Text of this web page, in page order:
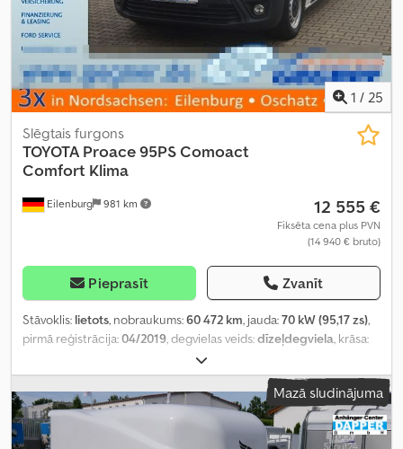
1 / 25
Eilenburg 981 km
Slēgtais furgons
TOYOTA Proace 95PS Comoact
Comfort Klima
12 555 €
Fiksēta cena plus PVN
(14 940 € bruto)
Pieprasīt Zvanīt
Stāvoklis: lietots, nobraukums:60 472 km, jauda:70 kW (95,17 zs),
pirmā reģistrācija:04/2019 , degvielas veids:dīzeļdegviela , krāsa:
mehānisks
skaits:3, krautuves garums:2 100 mm, iekraušanas telpas
augstums:1 250 mm, Aprīkojums:ABS, centrālā atslēga,
elektroniskā stabilitātes programma (ESP), gaisa
kondicionēšana, kvēpu filtrs
Mazā sludinājuma